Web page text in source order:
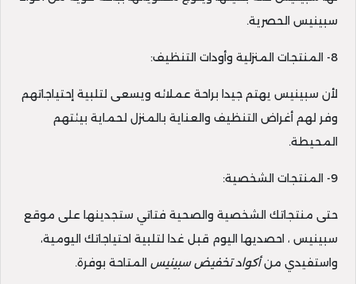
سبينيس الحصرية.
8- المنتجات المنزلية وأودات التنظيف:
لأن سبينيس يهتم جيدا براحة عملائه ويسعى لتلبية إحتياجاتهم
وفر لهم أغراض التنظيف والعناية بالمنزل لحماية بيئتهم
المحيطة.
9- المنتجات الشخصية:
حتى منتجاتك الشخصية والصحية فتاتي ستجدينها على موقع
سبينيس ، احصديها اليوم قبل غدا لتلبية احتياجاتك اليومية،
واستفيدي منأكواد تخفيض سبينيس المتاحة بوفرة.